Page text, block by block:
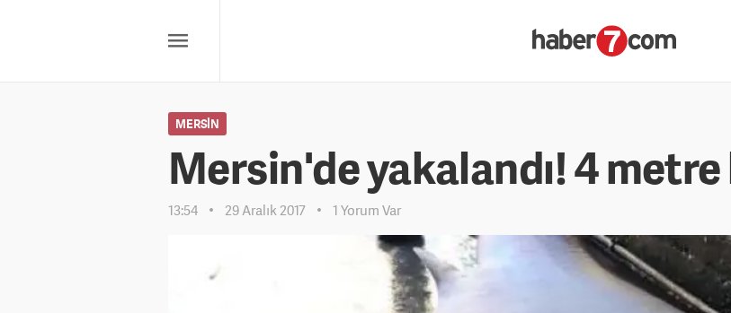
MERSIN
Mersin'de yakalandı! 4
13:54 29 Aralık 2017 1 Yorum Var